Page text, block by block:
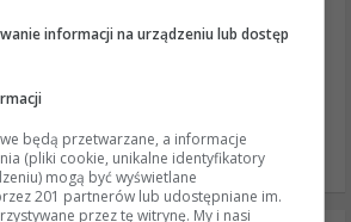
się tak gdy
33684
informacji na urządzeniu lub dostęp
będą przetwarzane, a informacje
(pliki cookie, unikalne identyfikatory
mogą być wyświetlane
201 partnerów lub udostępniane im.
przez tę witrynę. My i nasi